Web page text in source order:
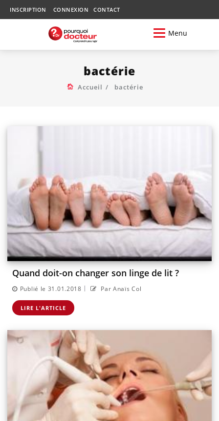
INSCRIPTION CONNEXION CONTACT
Menu
bactérie
Accueil bactérie
Quand doit-on changer son linge de lit ?
Publié le 31.01.2018 | Par Anaïs Col
LIRE L'ARTICLE